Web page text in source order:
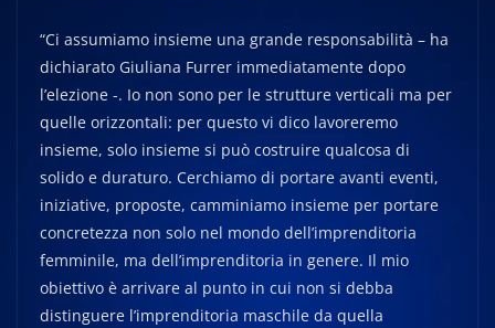
“Ci assumiamo insieme una grande responsabilità – ha
dichiarato Giuliana Furrer immediatamente dopo
l’elezione -. Io non sono per le strutture verticali ma per
quelle orizzontali: per questo vi dico lavoreremo
insieme, solo insieme si può costruire qualcosa di
solido e duraturo. Cerchiamo di portare avanti eventi,
iniziative, proposte, camminiamo insieme per portare
concretezza non solo nel mondo dell’imprenditoria
femminile, ma dell’imprenditoria in genere. Il mio
obiettivo è arrivare al punto in cui non si debba
distinguere l’imprenditoria maschile da quella